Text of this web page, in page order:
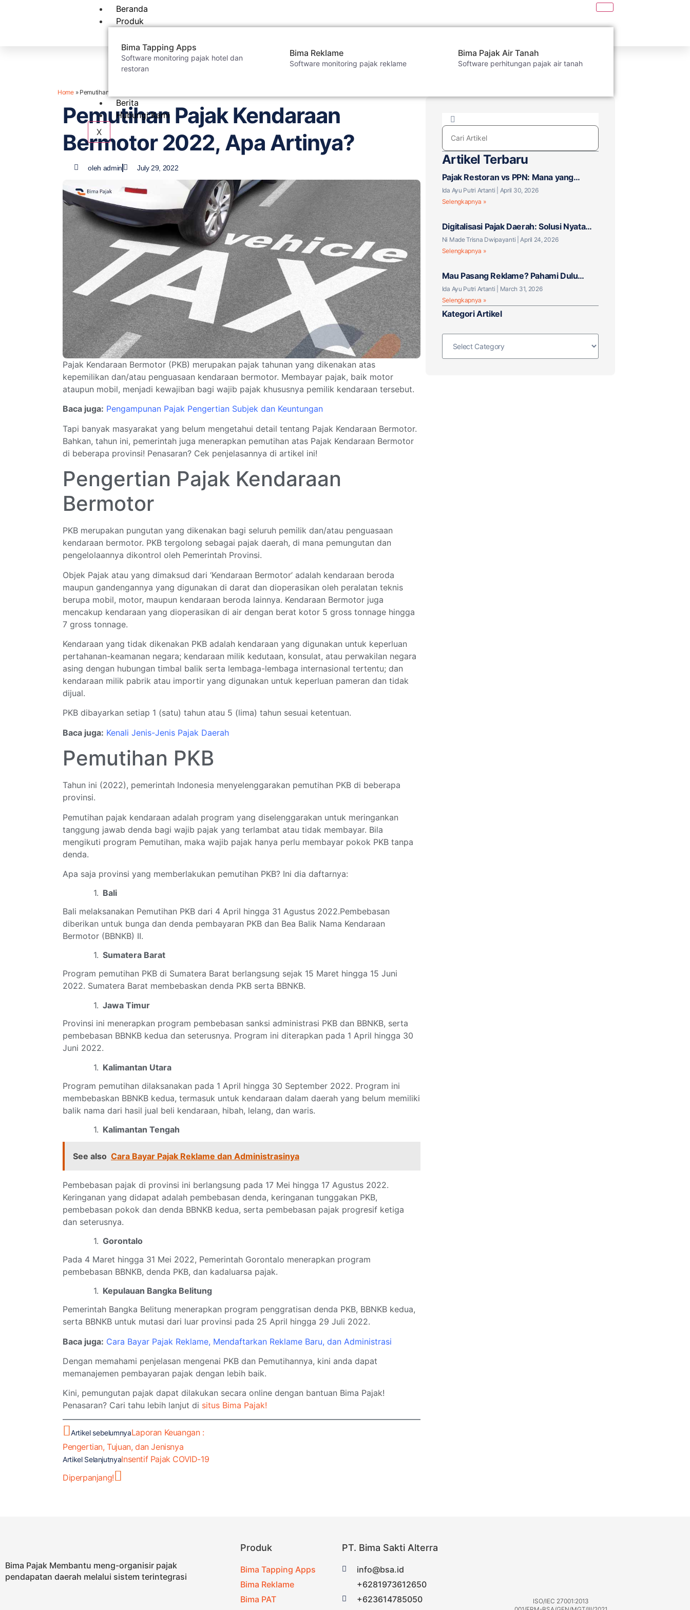
Beranda
Produk
Bima Tapping Apps
Software monitoring pajak hotel dan
restoran
Bima Reklame
Software monitoring pajak reklame
Bima Pajak Air Tanah
Software perhitungan pajak air tanah
Berita
Hubungi Kami
X
Home» Pemutihan Pajak Kendaraan Bermotor 2022, Apa Artinya?
Pemutihan Pajak Kendaraan
Bermotor 2022, Apa Artinya?
oleh admin July 29, 2022
Pajak Kendaraan Bermotor (PKB) merupakan pajak tahunan yang dikenakan atas
kepemilikan dan/atau penguasaan kendaraan bermotor. Membayar pajak, baik motor
ataupun mobil, menjadi kewajiban bagi wajib pajak khususnya pemilik kendaraan tersebut.
Baca juga: Pengampunan Pajak Pengertian Subjek dan Keuntungan
Tapi banyak masyarakat yang belum mengetahui detail tentang Pajak Kendaraan Bermotor.
Bahkan, tahun ini, pemerintah juga menerapkan pemutihan atas Pajak Kendaraan Bermotor
di beberapa provinsi! Penasaran? Cek penjelasannya di artikel ini!
Pengertian Pajak Kendaraan
Bermotor
PKB merupakan pungutan yang dikenakan bagi seluruh pemilik dan/atau penguasaan
kendaraan bermotor. PKB tergolong sebagai pajak daerah, di mana pemungutan dan
pengelolaannya dikontrol oleh Pemerintah Provinsi.
Objek Pajak atau yang dimaksud dari ‘Kendaraan Bermotor’ adalah kendaraan beroda
maupun gandengannya yang digunakan di darat dan dioperasikan oleh peralatan teknis
berupa mobil, motor, maupun kendaraan beroda lainnya. Kendaraan Bermotor juga
mencakup kendaraan yang dioperasikan di air dengan berat kotor 5 gross tonnage hingga
7 gross tonnage.
Kendaraan yang tidak dikenakan PKB adalah kendaraan yang digunakan untuk keperluan
pertahanan-keamanan negara; kendaraan milik kedutaan, konsulat, atau perwakilan negara
asing dengan hubungan timbal balik serta lembaga-lembaga internasional tertentu; dan
kendaraan milik pabrik atau importir yang digunakan untuk keperluan pameran dan tidak
dijual.
PKB dibayarkan setiap 1 (satu) tahun atau 5 (lima) tahun sesuai ketentuan.
Baca juga: Kenali Jenis-Jenis Pajak Daerah
Pemutihan PKB
Tahun ini (2022), pemerintah Indonesia menyelenggarakan pemutihan PKB di beberapa
provinsi.
Pemutihan pajak kendaraan adalah program yang diselenggarakan untuk meringankan
tanggung jawab denda bagi wajib pajak yang terlambat atau tidak membayar. Bila
mengikuti program Pemutihan, maka wajib pajak hanya perlu membayar pokok PKB tanpa
denda.
Apa saja provinsi yang memberlakukan pemutihan PKB? Ini dia daftarnya:
Bali
Bali melaksanakan Pemutihan PKB dari 4 April hingga 31 Agustus 2022.Pembebasan
diberikan untuk bunga dan denda pembayaran PKB dan Bea Balik Nama Kendaraan
Bermotor (BBNKB) II.
Sumatera Barat
Program pemutihan PKB di Sumatera Barat berlangsung sejak 15 Maret hingga 15 Juni
2022. Sumatera Barat membebaskan denda PKB serta BBNKB.
Jawa Timur
Provinsi ini menerapkan program pembebasan sanksi administrasi PKB dan BBNKB, serta
pembebasan BBNKB kedua dan seterusnya. Program ini diterapkan pada 1 April hingga 30
Juni 2022.
Kalimantan Utara
Program pemutihan dilaksanakan pada 1 April hingga 30 September 2022. Program ini
membebaskan BBNKB kedua, termasuk untuk kendaraan dalam daerah yang belum memiliki
balik nama dari hasil jual beli kendaraan, hibah, lelang, dan waris.
Kalimantan Tengah
See also Cara Bayar Pajak Reklame dan Administrasinya
Pembebasan pajak di provinsi ini berlangsung pada 17 Mei hingga 17 Agustus 2022.
Keringanan yang didapat adalah pembebasan denda, keringanan tunggakan PKB,
pembebasan pokok dan denda BBNKB kedua, serta pembebasan pajak progresif ketiga
dan seterusnya.
Gorontalo
Pada 4 Maret hingga 31 Mei 2022, Pemerintah Gorontalo menerapkan program
pembebasan BBNKB, denda PKB, dan kadaluarsa pajak.
Kepulauan Bangka Belitung
Pemerintah Bangka Belitung menerapkan program penggratisan denda PKB, BBNKB kedua,
serta BBNKB untuk mutasi dari luar provinsi pada 25 April hingga 29 Juli 2022.
Baca juga: Cara Bayar Pajak Reklame, Mendaftarkan Reklame Baru, dan Administrasi
Dengan memahami penjelasan mengenai PKB dan Pemutihannya, kini anda dapat
memanajemen pembayaran pajak dengan lebih baik.
Kini, pemungutan pajak dapat dilakukan secara online dengan bantuan Bima Pajak!
Penasaran? Cari tahu lebih lanjut di situs Bima Pajak!
Artikel sebelumnyaLaporan Keuangan :
Pengertian, Tujuan, dan Jenisnya
Artikel SelanjutnyaInsentif Pajak COVID-19
Diperpanjang!
Artikel Terbaru
Pajak Restoran vs PPN: Mana yang
Berlaku untuk Bisnis F&B Anda?
Ida Ayu Putri Artanti
April 30, 2026
Selengkapnya »
Digitalisasi Pajak Daerah: Solusi Nyata
atau Tantangan Baru?
Ni Made Trisna Dwipayanti April 24, 2026
Selengkapnya »
Mau Pasang Reklame? Pahami Dulu
Pajaknya!
Ida Ayu Putri Artanti
March 31, 2026
Selengkapnya »
Kategori Artikel
Bima Pajak Membantu meng-organisir pajak
pendapatan daerah melalui sistem terintegrasi
Produk
Bima Tapping Apps
Bima Reklame
Bima PAT
PT. Bima Sakti Alterra
info@bsa.id
+6281973612650
+623614785050
ISO/IEC 27001:2013